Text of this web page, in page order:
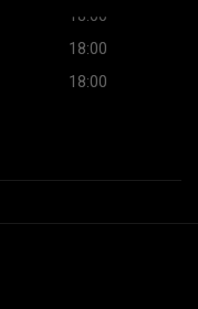
18:00
18:00
18:00